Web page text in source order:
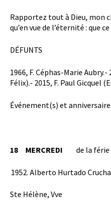
Rapportez tout à Dieu, mon
qu’en vue de l’éternité : que
DÉFUNTS
1966, F. Céphas-Marie
Félix).- 2015, F. Paul Gicquel
Événement(s) et
18 MERCREDI de la férie
Alberto Hurtado
Ste Hélène, Vve